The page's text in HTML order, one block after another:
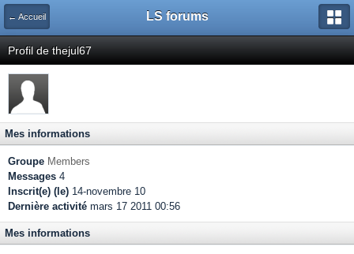
← Accueil LS forums
Profil de thejul67
Mes informations
Groupe Members
Messages 4
Inscrit(e) (le) 14-novembre 10
Dernière activité mars 17 2011 00:56
Mes informations